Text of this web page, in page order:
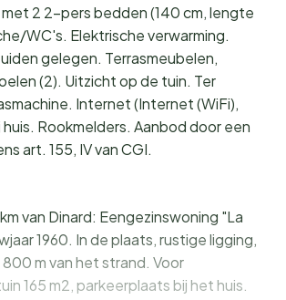
met 2 2-pers bedden (140 cm, lengte
WC's. Elektrische verwarming.
gelegen. Terrasmeubelen,
(2). Uitzicht op de tuin. Ter
Internet (Internet (WiFi),
Rookmelders. Aanbod door een
art. 155, IV van CGI.
van Dinard: Eengezinswoning "La
1960. In de plaats, rustige ligging,
m van het strand. Voor
165 m2, parkeerplaats bij het huis.